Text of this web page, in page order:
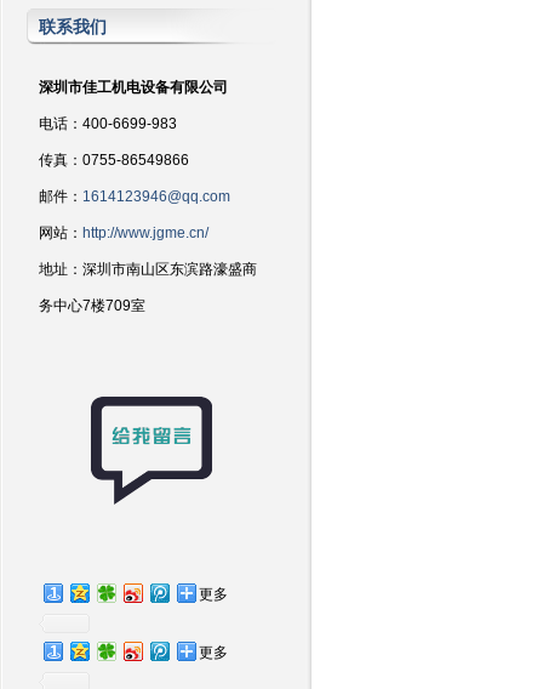
联系我们
深圳市佳工机电设备有限公司
电话：400-6699-983
传真：0755-86549866
邮件： 1614123946@qq.com
网站： http://www.jgme.cn/
地址：深圳市南山区东滨路濠盛商
务中心7楼709室
更多
更多